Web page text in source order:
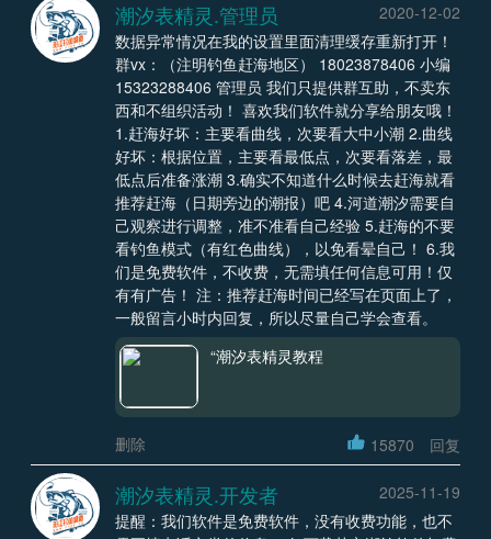
潮汐表精灵.管理员
2020-12-02
数据异常情况在我的设置里面清理缓存重新打开！
群vx：（注明钓鱼赶海地区） 18023878406 小编
15323288406 管理员 我们只提供群互助，不卖东
西和不组织活动！ 喜欢我们软件就分享给朋友哦！
1.赶海好坏：主要看曲线，次要看大中小潮 2.曲线
好坏：根据位置，主要看最低点，次要看落差，最
低点后准备涨潮 3.确实不知道什么时候去赶海就看
推荐赶海（日期旁边的潮报）吧 4.河道潮汐需要自
己观察进行调整，准不准看自己经验 5.赶海的不要
看钓鱼模式（有红色曲线），以免看晕自己！ 6.我
们是免费软件，不收费，无需填任何信息可用！仅
有有广告！ 注：推荐赶海时间已经写在页面上了，
一般留言小时内回复，所以尽量自己学会查看。
“潮汐表精灵教程
删除 15870 回复
潮汐表精灵.开发者
2025-11-19
提醒：我们软件是免费软件，没有收费功能，也不